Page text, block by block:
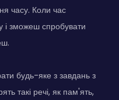
часу. Коли час
і зможеш спробувати
будь-яке з завдань з
такі речі, як пам'ять,